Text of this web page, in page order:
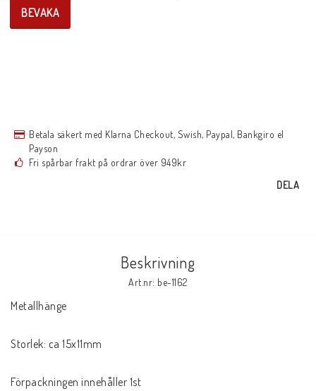
BEVAKA
Betala säkert med Klarna Checkout, Swish, Paypal, Bankgiro el
Payson
Fri spårbar frakt på ordrar över 949kr
DELA
Beskrivning
Art.nr: be-1162
Metallhänge
Storlek: ca 15x11mm
Förpackningen innehåller 1st